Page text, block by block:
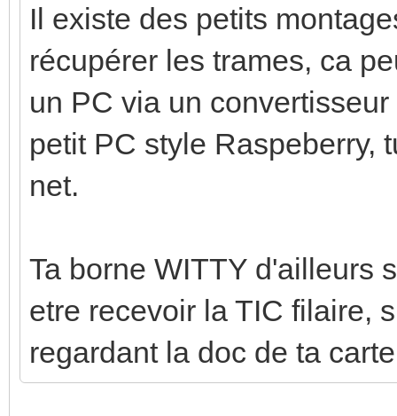
Il existe des petits
récupérer les trames, ca
un PC via un
petit PC style Raspeberry,
net.
Ta borne WITTY d'ailleurs
etre recevoir la TIC filaire,
regardant la doc de ta